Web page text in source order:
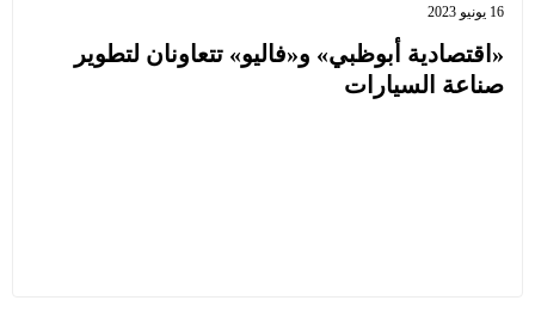
16 يونيو 2023
«اقتصادية أبوظبي» و«فاليو» تتعاونان لتطوير
صناعة السيارات